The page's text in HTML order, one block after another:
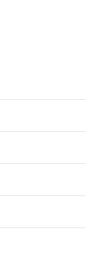
is